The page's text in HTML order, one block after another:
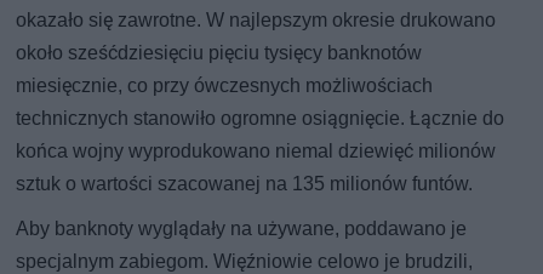
okazało się zawrotne. W najlepszym okresie drukowano
około sześćdziesięciu pięciu tysięcy banknotów
miesięcznie, co przy ówczesnych możliwościach
technicznych stanowiło ogromne osiągnięcie. Łącznie do
końca wojny wyprodukowano niemal dziewięć milionów
sztuk o wartości szacowanej na 135 milionów funtów.
Aby banknoty wyglądały na używane, poddawano je
specjalnym zabiegom. Więźniowie celowo je brudzili,